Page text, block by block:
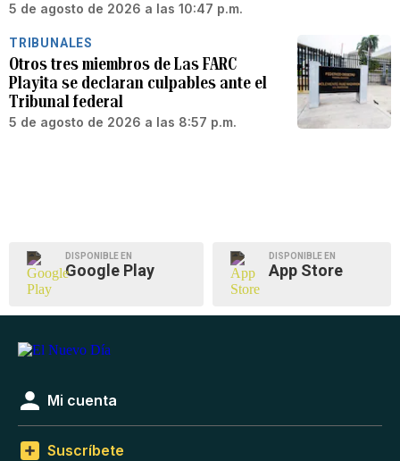
5 de agosto de 2026 a las 10:47 p.m.
TRIBUNALES
Otros tres miembros de Las FARC
Playita se declaran culpables ante el
Tribunal federal
5 de agosto de 2026 a las 8:57 p.m.
DISPONIBLE EN
Google Play
DISPONIBLE EN
App Store
Mi cuenta
Suscríbete